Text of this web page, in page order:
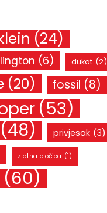
(24)
(6) dukat (2)
(20) fossil (8)
(53)
(48) privjesak (3)
zlatna pločica (1)
(60)